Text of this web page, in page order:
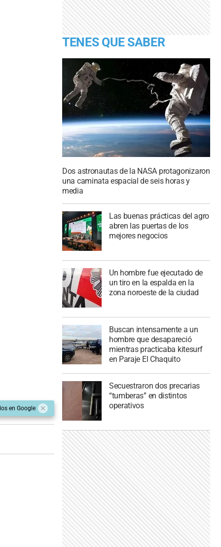
en Google
TENES QUE SABER
Dos astronautas de la NASA protagonizaron
una caminata espacial de seis horas y
media
Las buenas prácticas del agro
abren las puertas de los
mejores negocios
Un hombre fue ejecutado de
un tiro en la espalda en la
zona noroeste de la ciudad
Buscan intensamente a un
hombre que desapareció
mientras practicaba kitesurf
en Paraje El Chaquito
Secuestraron dos precarias
“tumberas” en distintos
operativos